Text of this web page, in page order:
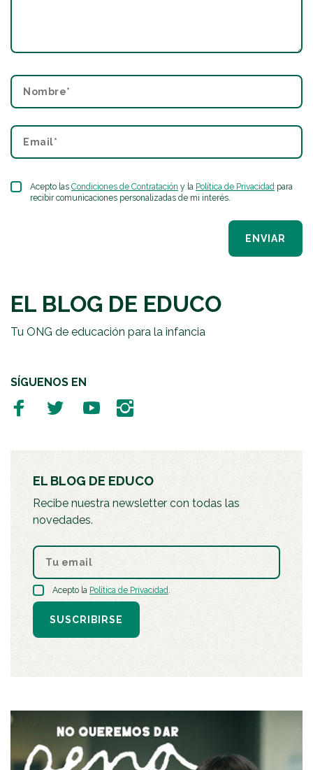
Acepto las Condiciones de Contratación y la Política de Privacidad para
recibir comunicaciones personalizadas de mi interés.
ENVIAR
EL BLOG DE EDUCO
Tu ONG de educación para la infancia
SÍGUENOS EN
EL BLOG DE EDUCO
Recibe nuestra newsletter con todas las
novedades.
Acepto la Política de Privacidad.
SUSCRIBIRSE